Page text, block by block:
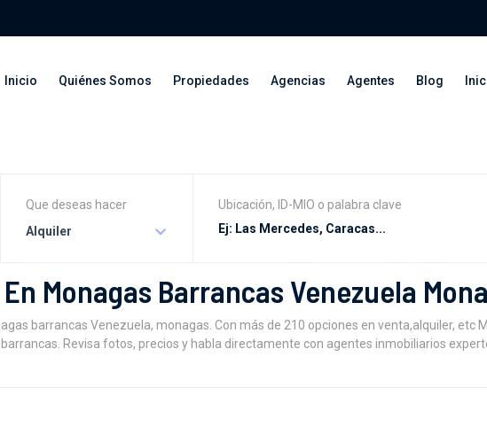
Inicio Quiénes Somos Propiedades Agencias Agentes Blog
Que deseas hacer
Alquiler
Ubicación, ID-MIO o palabra clave
Monagas Barrancas Venezuela
barrancas Venezuela, monagas. Con más de 210 opciones en venta,alquiler, etc
Revisa fotos, precios y habla directamente con agentes inmobiliarios